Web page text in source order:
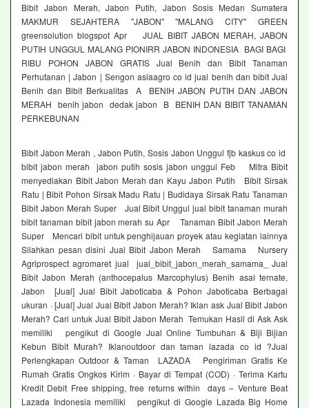
Bibit Jabon Merah, Jabon Putih, Jabon Sosis Medan Sumatera
MAKMUR SEJAHTERA "JABON" "MALANG CITY" GREEN
greensolution blogspot Apr JUAL BIBIT JABON MERAH, JABON
PUTIH UNGGUL MALANG PIONIRR JABON INDONESIA BAGI BAGI
RIBU POHON JABON GRATIS Jual Benih dan Bibit Tanaman
Perhutanan | Jabon | Sengon asiaagro co id jual benih dan bibit Jual
Benih dan Bibit Berkualitas A BENIH JABON PUTIH DAN JABON
MERAH benih jabon dedak jabon B BENIH DAN BIBIT TANAMAN
PERKEBUNAN
Bibit Jabon Merah , Jabon Putih, Sosis Jabon Unggul fjb kaskus co id
bibit jabon merah jabon putih sosis jabon unggul Feb Mitra Bibit
menyediakan Bibit Jabon Merah dan Kayu Jabon Putih Bibit Sirsak
Ratu | Bibit Pohon Sirsak Madu Ratu | Budidaya Sirsak Ratu Tanaman
Bibit Jabon Merah Super Jual Bibit Unggul jual bibit tanaman murah
bibit tanaman bibit jabon merah su Apr Tanaman Bibit Jabon Merah
Super Mencari bibit untuk penghijauan proyek atau kegiatan lainnya
Silahkan pesan disini Jual Bibit Jabon Merah Samama Nursery
Agriprospect agromaret jual jual_bibit_jabon_merah_samama_ Jual
Bibit Jabon Merah (anthocepalus Marcophylus) Benih asal ternate,
Jabon [Jual] Jual Bibit Jaboticaba & Pohon Jaboticaba Berbagai
ukuran · [Jual] Jual Jual Bibit Jabon Merah? Iklan ask Jual Bibit Jabon
Merah? Cari untuk Jual Bibit Jabon Merah Temukan Hasil di Ask Ask
memiliki pengikut di Google Jual Online Tumbuhan & Biji Bijian
Kebun Bibit Murah? Iklanoutdoor dan taman lazada co id ?Jual
Perlengkapan Outdoor & Taman LAZADA Pengiriman Gratis Ke
Rumah Gratis Ongkos Kirim · Bayar di Tempat (COD) · Terima Kartu
Kredit Debit Free shipping, free returns within days – Venture Beat
Lazada Indonesia memiliki pengikut di Google Lazada Big Home